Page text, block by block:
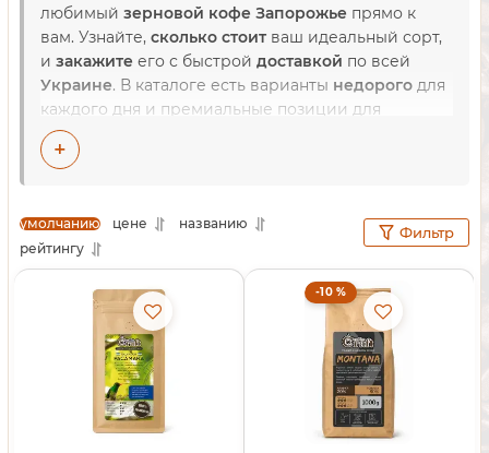
любимый зерновой кофе Запорожье прямо к
вам. Узнайте, сколько стоит ваш идеальный сорт,
и закажите его с быстрой доставкой по всей
Украине. В каталоге есть варианты недорого для
каждого дня и премиальные позиции для
гурманов. Мы гарантируем честную
свежесть каждой партии. Оформите заказ на
+
умолчанию цене
названию
рейтингу
Фильтр
-10 %